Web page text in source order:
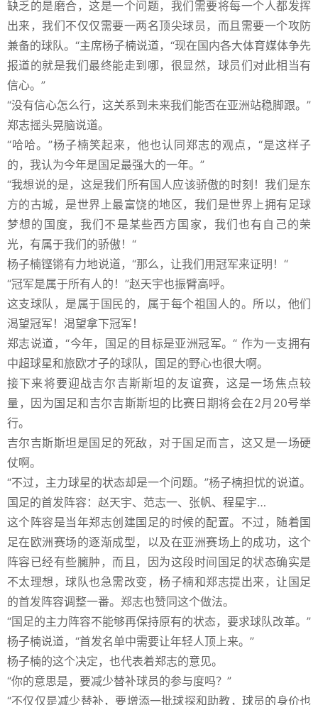
缺乏的是磨合，这是一个问题，我们需要将每一个人都发挥
出来，我们不仅仅需要一两名顶尖球员，而且需要一个攻防
兼备的球队。“主席杨子楠说道，“现在国内各大体育媒体争先
报道的就是我们最终能走到哪，很显然，球员们对此相当有
信心。”
“没有信心怎么行，这关系到未来我们能否在亚洲站稳脚跟。”
郑志摇头晃脑说道。
“哈哈。”杨子楠笑起来，他也认同郑志的观点，“是这样子
的，我认为今年是国足最强大的一年。”
“我想说的是，这是我们所有国人应该骄傲的时刻！我们是东
方的古城，是世界上最富饶的地区，我们是世界上拥有足球
梦想的国度，我们不是某些西方国家，我们也有自己的荣
光，有属于我们的骄傲！“
杨子楠铿锵有力地说道，“那么，让我们用冠军来证明！“
“冠军是属于所有人的！”赵天宇也振臂高呼。
这支球队，是属于国民的，属于每个祖国人的。所以，他们
渴望冠军！渴望拿下冠军！
郑志说道，“今年，国足的目标是亚洲冠军。“ 作为一支拥有
中超球星和旅欧才子的球队，国足的野心也很大啊。
接下来将要迎战吉尔吉斯斯坦的友谊赛，这是一场焦点较
量，因为国足和吉尔吉斯斯坦的比赛日期将会在2月20号举
行。
吉尔吉斯斯坦是国足的死敌，对于国足而言，这又是一场硬
仗啊。
“不过，主力球星的状态却是一个问题。”杨子楠担忧的说道。
国足的首发阵容：赵天宇、范志一、张帆、程星宇…
这个阵容是当年郑志创建国足的时候的配置。不过，随着国
足在欧洲赛场的逐渐成型，以及在亚洲赛场上的成功，这个
阵容已经有些臃肿，而且，因为这段时间国足的状态确实是
不太理想，球队也急需改变，杨子楠和郑志提出来，让国足
的首发阵容调整一番。郑志也赞同这个做法。
“国足的主力阵容不能够再保持原有的状态，要求球队改革。”
杨子楠说道，“首发名单中需要让年轻人顶上来。”
杨子楠的这个决定，也代表着郑志的意见。
“你的意思是，要减少替补球员的参与度吗？”
“不仅仅是减少替补，要增添一批球探和助教，球员的身价也